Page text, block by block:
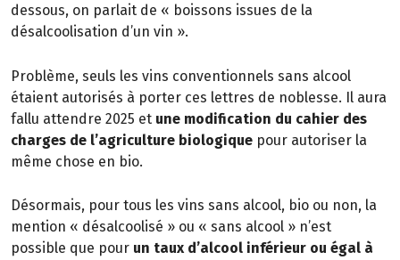
dessous, on parlait de « boissons issues de la
désalcoolisation d’un vin ».
Problème, seuls les vins conventionnels sans alcool
étaient autorisés à porter ces lettres de noblesse. Il aura
fallu attendre 2025 et une modification du cahier des
charges de l’agriculture biologique pour autoriser la
même chose en bio.
Désormais, pour tous les vins sans alcool, bio ou non, la
mention « désalcoolisé » ou « sans alcool » n’est
possible que pour un taux d’alcool inférieur ou égal à